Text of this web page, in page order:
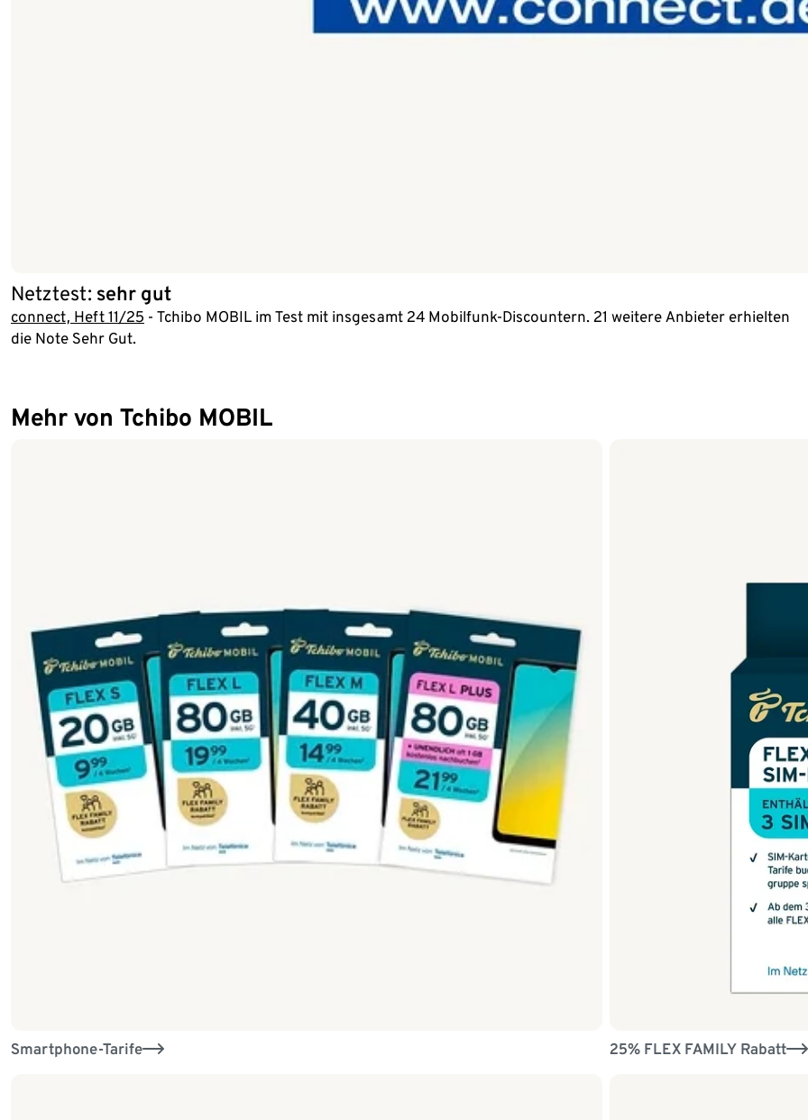
Netztest: sehr gut
connect, Heft 11/25 - Tchibo MOBIL im Test mit insgesamt 24 Mobilfunk-Discountern. 21 weitere Anbieter erhielten
die Note Sehr Gut.
Mehr von Tchibo MOBIL
Smartphone-Tarife 25% FLEX FAMILY Rabatt